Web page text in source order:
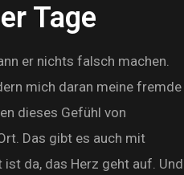
Tage
er nichts falsch machen.
mich daran meine fremde
dieses Gefühl von
Das gibt es auch mit
ist da, das Herz geht auf. Und